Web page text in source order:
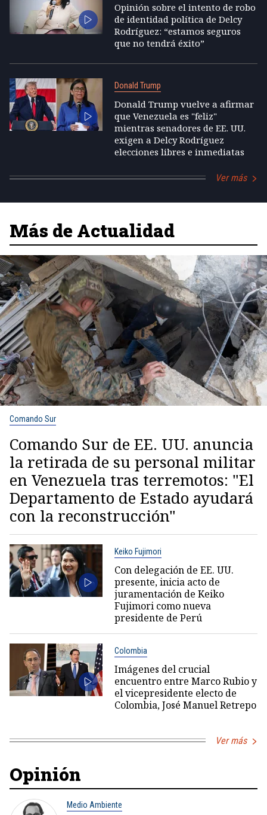
Opinión sobre el intento de robo
de identidad política de Delcy
Rodríguez: “estamos seguros
que no tendrá éxito”
Donald Trump
Donald Trump vuelve a afirmar
que Venezuela es "feliz"
mientras senadores de EE. UU.
exigen a Delcy Rodríguez
elecciones libres e inmediatas
Ver más
Más de Actualidad
Comando Sur
Comando Sur de EE. UU. anuncia
la retirada de su personal militar
en Venezuela tras terremotos: "El
Departamento de Estado ayudará
con la reconstrucción"
Keiko Fujimori
Con delegación de EE. UU.
presente, inicia acto de
juramentación de Keiko
Fujimori como nueva
presidente de Perú
Colombia
Imágenes del crucial
encuentro entre Marco Rubio y
el vicepresidente electo de
Colombia, José Manuel Retrepo
Ver más
Opinión
Medio Ambiente